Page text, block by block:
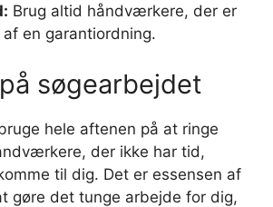
Brug altid håndværkere, der er
en garantiordning.
søgearbejdet
hele aftenen på at ringe
der ikke har tid,
til dig. Det er essensen af
gøre det tunge arbejde for dig,